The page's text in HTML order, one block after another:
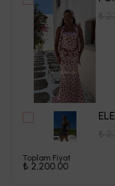
Toplam Fiyat
₺ 2,200.00